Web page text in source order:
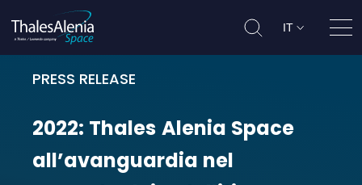
IT
PRESS RELEASE
2022: Thales Alenia Space
2022: Thales Alenia Space
all’avanguardia nel